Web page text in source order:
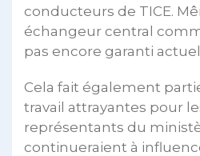
conducteurs de TICE.
échangeur central
pas encore garanti
Cela fait également
travail attrayantes pour
représentants du
continueraient à